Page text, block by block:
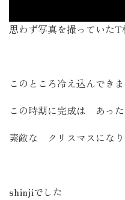
思わず写真を撮っていたT
このところ冷え込んでき
この時期に完成は あっ
素敵な クリスマスになり
shinjiでした